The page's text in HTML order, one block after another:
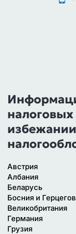
Австрия
Албания
Беларусь
Босния и
Великобритания
Германия
Грузия